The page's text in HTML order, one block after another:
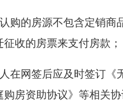
认购的房源不包含定销商
收的房票来支付房款；
人在网签后应及时签订《
购房资助协议》等相关